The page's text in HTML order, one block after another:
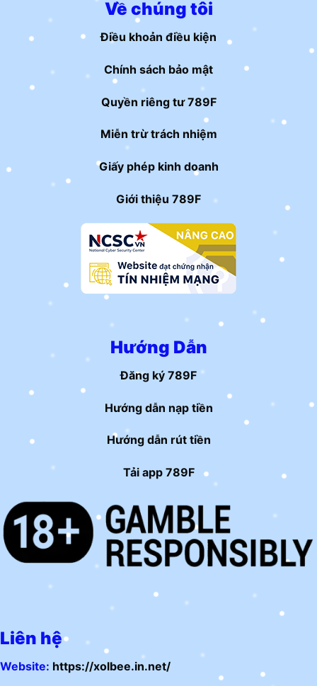
Về chúng tôi
Điều khoản điều kiện
Chính sách bảo mật
Quyền riêng tư 789F
Miễn trừ trách nhiệm
Giấy phép kinh doanh
Giới thiệu 789F
Hướng Dẫn
Đăng ký 789F
Hướng dẫn nạp tiền
Hướng dẫn rút tiền
Tải app 789F
Liên hệ
Website: https://xolbee.in.net/